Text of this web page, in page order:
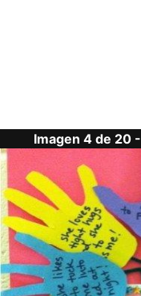
Imagen 4 de 20 -